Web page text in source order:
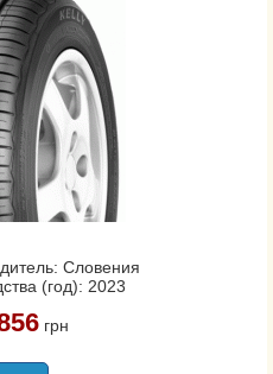
Словения
(год): 2023
грн